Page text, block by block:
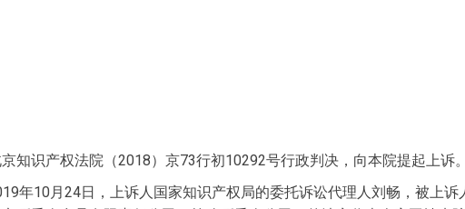
识产权法院（2018）京73行初10292号行政判决，向本院提起上诉。
年10月24日，上诉人国家知识产权局的委托诉讼代理人刘畅，被上诉